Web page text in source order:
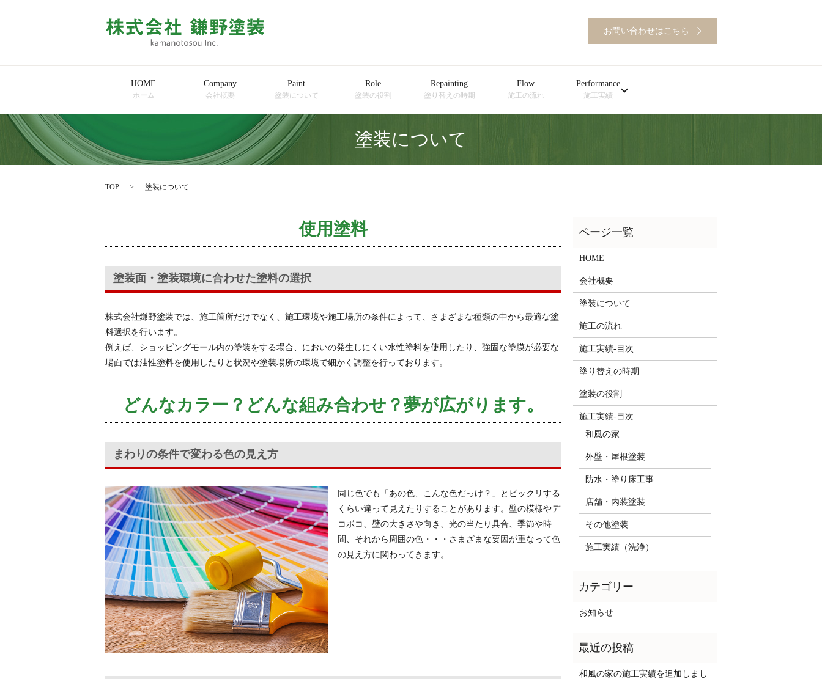
お問い合わせはこちら
HOME
ホーム
Company
会社概要
Paint
塗装について
Role
塗装の役割
Repainting
塗り替えの時期
Flow
施工の流れ
Performance
施工実績
塗装について
TOP 塗装について
使用塗料
塗装面・塗装環境に合わせた塗料の選択
株式会社鎌野塗装では、施工箇所だけでなく、施工環境や施工場所の条件によって、さまざまな種類の中から最適な塗
料選択を行います。
例えば、ショッピングモール内の塗装をする場合、においの発生しにくい水性塗料を使用したり、強固な塗膜が必要な
場面では油性塗料を使用したりと状況や塗装場所の環境で細かく調整を行っております。
どんなカラー？どんな組み合わせ？夢が広がります。
まわりの条件で変わる色の見え方
同じ色でも「あの色、こんな色だっけ？」とビックリする
くらい違って見えたりすることがあります。壁の模様やデ
コボコ、壁の大きさや向き、光の当たり具合、季節や時
間、それから周囲の色・・・さまざまな要因が重なって色
の見え方に関わってきます。
HOME
会社概要
塗装について
施工の流れ
施工実績-目次
塗り替えの時期
塗装の役割
施工実績-目次
和風の家
外壁・屋根塗装
防水・塗り床工事
店舗・内装塗装
その他塗装
施工実績（洗浄）
お知らせ
和風の家の施工実績を追加しまし